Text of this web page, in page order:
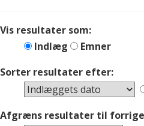
Vis resultater som:
Indlæg
Emner
Sorter resultater efter:
Afgræns resultater til